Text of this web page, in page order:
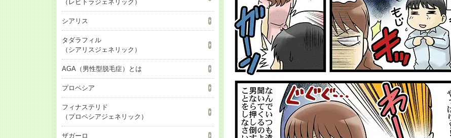
（レビトラジェネリック）
シアリス
タダラフィル
（シアリスジェネリック）
AGA（男性型脱毛症）とは
プロペシア
フィナステリド
（プロペシアジェネリック）
ザガーロ